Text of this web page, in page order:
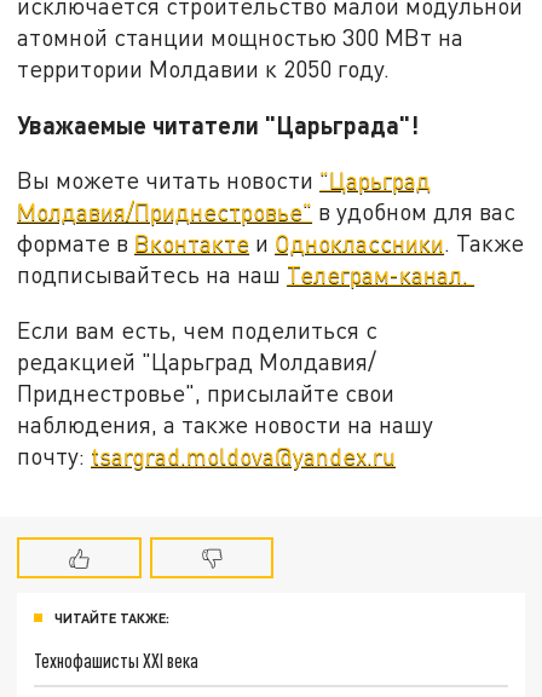
атомной станции мощностью 300 МВт на
территории Молдавии к 2050 году.
Уважаемые читатели "Царьграда"!
Вы можете читать новости "Царьград
Молдавия/Приднестровье" в удобном для вас
формате в Вконтакте и Одноклассники. Также
подписывайтесь на наш Телеграм-канал.
Если вам есть, чем поделиться с
редакцией "Царьград Молдавия/
Приднестровье", присылайте свои
наблюдения, а также новости на нашу
почту: tsargrad.moldova@yandex.ru
ЧИТАЙТЕ ТАКЖЕ:
Технофашисты XXI века